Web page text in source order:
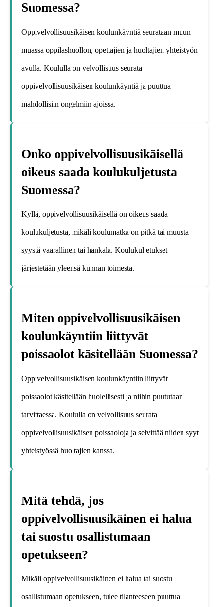
Suomessa?
Oppivelvollisuusikäisen koulunkäyntiä seurataan muun
muassa oppilashuollon, opettajien ja huoltajien yhteistyön
avulla. Koululla on velvollisuus seurata
oppivelvollisuusikäisen koulunkäyntiä ja puuttua
mahdollisiin ongelmiin ajoissa.
Onko oppivelvollisuusikäisellä
oikeus saada koulukuljetusta
Suomessa?
Kyllä, oppivelvollisuusikäisellä on oikeus saada
koulukuljetusta, mikäli koulumatka on pitkä tai muusta
syystä vaarallinen tai hankala. Koulukuljetukset
järjestetään yleensä kunnan toimesta.
Miten oppivelvollisuusikäisen
koulunkäyntiin liittyvät
poissaolot käsitellään Suomessa?
Oppivelvollisuusikäisen koulunkäyntiin liittyvät
poissaolot käsitellään huolellisesti ja niihin puututaan
tarvittaessa. Koululla on velvollisuus seurata
oppivelvollisuusikäisen poissaoloja ja selvittää niiden syyt
yhteistyössä huoltajien kanssa.
Mitä tehdä, jos
oppivelvollisuusikäinen ei halua
tai suostu osallistumaan
opetukseen?
Mikäli oppivelvollisuusikäinen ei halua tai suostu
osallistumaan opetukseen, tulee tilanteeseen puuttua